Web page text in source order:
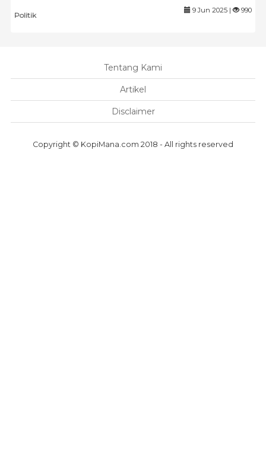
Politik
9 Jun 2025 | 990
Tentang Kami
Artikel
Disclaimer
Copyright © KopiMana.com 2018 - All rights reserved